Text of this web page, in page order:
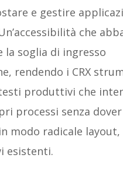
e gestire
che
la soglia di ingresso
rendendo i CRX
produttivi che
processi senza dover
modo radicale layout,
esistenti.